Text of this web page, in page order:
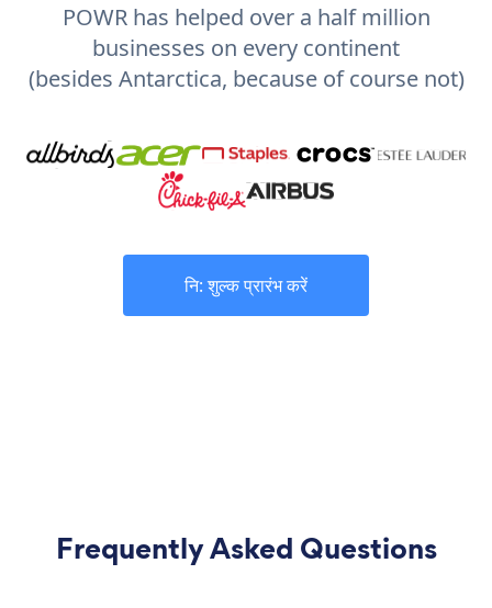
POWR has helped over a half million
businesses on every continent
(besides Antarctica, because of course not)
नि: शुल्क प्रारंभ करें
Frequently Asked Questions